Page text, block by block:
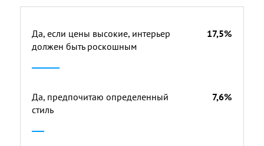
Да, если цены высокие, интерьер
должен быть роскошным
17,5%
Да, предпочитаю определенный
стиль
7,6%